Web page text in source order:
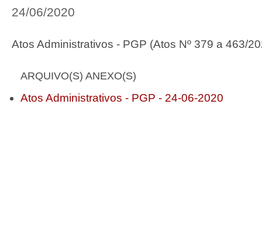
24/06/2020
Atos Administrativos - PGP (Atos Nº 379 a 463/
ARQUIVO(S) ANEXO(S)
Atos Administrativos - PGP - 24-06-2020